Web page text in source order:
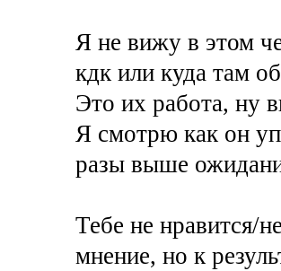
Я не вижу в этом
кдк или куда там
Это их работа, ну
Я смотрю как он
разы выше
Тебе не нравится/
мнение, но к